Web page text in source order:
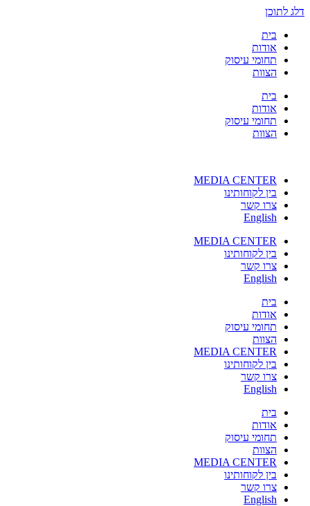
דלג לתוכן
בית
אודות
תחומי עיסוק
הצוות
בית
אודות
תחומי עיסוק
הצוות
MEDIA CENTER
בין לקוחותינו
צרו קשר
English
MEDIA CENTER
בין לקוחותינו
צרו קשר
English
בית
אודות
תחומי עיסוק
הצוות
MEDIA CENTER
בין לקוחותינו
צרו קשר
English
בית
אודות
תחומי עיסוק
הצוות
MEDIA CENTER
בין לקוחותינו
צרו קשר
English